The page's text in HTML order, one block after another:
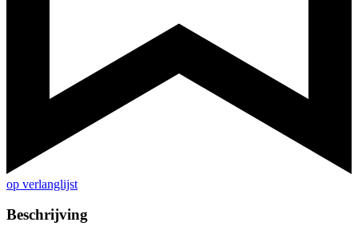
op verlanglijst
Beschrijving